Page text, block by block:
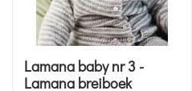
Lamana baby nr 3 -
Lamana breiboek